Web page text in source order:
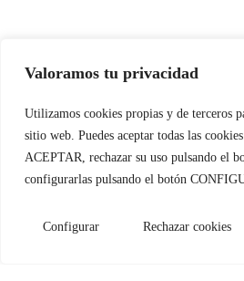
Valoramos tu privacidad
Utilizamos cookies propias y de terceros
sitio web. Puedes aceptar todas las
ACEPTAR, rechazar su uso pulsando el
configurarlas pulsando el botón
Configurar Rechazar cookies